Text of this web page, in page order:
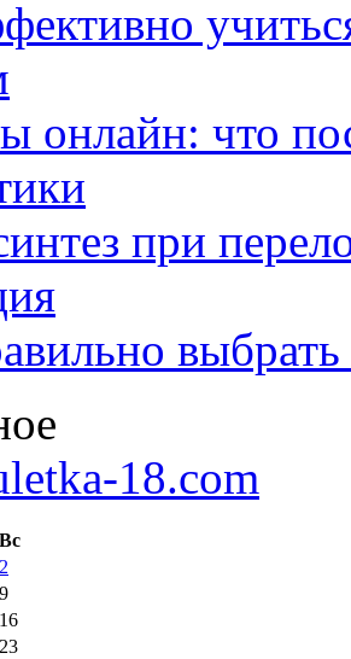
онлайн: что
при
18.com
Вс
2
9
16
23